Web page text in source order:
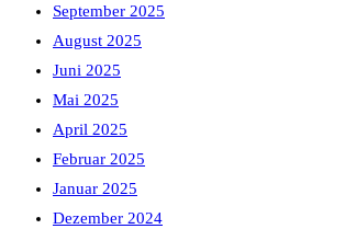
September 2025
August 2025
Juni 2025
Mai 2025
April 2025
Februar 2025
Januar 2025
Dezember 2024